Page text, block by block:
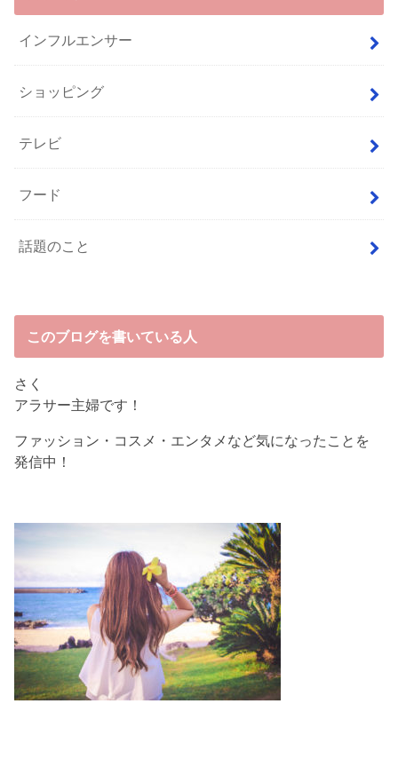
インフルエンサー
ショッピング
テレビ
フード
話題のこと
このブログを書いている人
さく
アラサー主婦です！
ファッション・コスメ・エンタメなど気になったことを
発信中！